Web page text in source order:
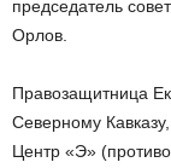
председатель
Орлов.
Правозащитница
Северному
Центр «Э»